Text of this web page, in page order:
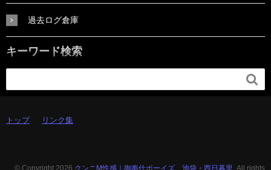
過去ログ倉庫
キーワード検索

トップ リンク集
© Copyright 2026 クンニM性感｜御奉仕ボーイズ 池袋・西日暮里. All rights